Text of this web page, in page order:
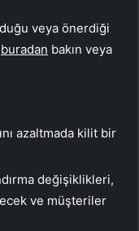
veya önerdiği
buradan bakın veya
azaltmada kilit bir
değişiklikleri,
ve müşteriler